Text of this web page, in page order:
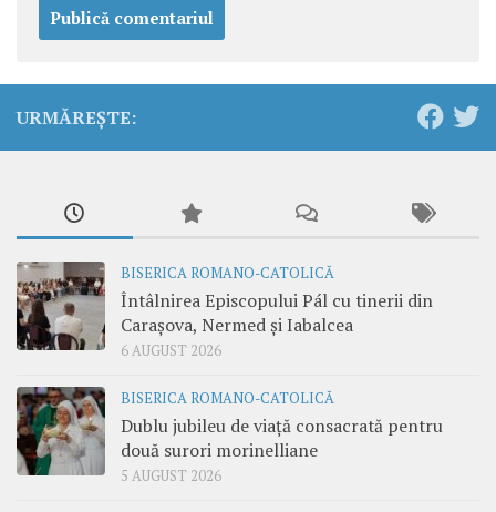
URMĂREȘTE:
BISERICA ROMANO-CATOLICĂ
Întâlnirea Episcopului Pál cu tinerii din
Carașova, Nermed și Iabalcea
6 AUGUST 2026
BISERICA ROMANO-CATOLICĂ
Dublu jubileu de viață consacrată pentru
două surori morinelliane
5 AUGUST 2026